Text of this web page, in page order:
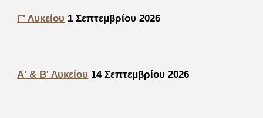
Γ' Λυκείου 1 Σεπτεμβρίου 2026
Α' & Β' Λυκείου 14 Σεπτεμβρίου 2026